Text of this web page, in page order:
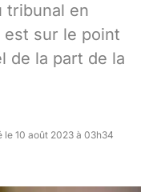
tribunal en
est sur le point
de la part de la
le 10 août 2023 à 03h34